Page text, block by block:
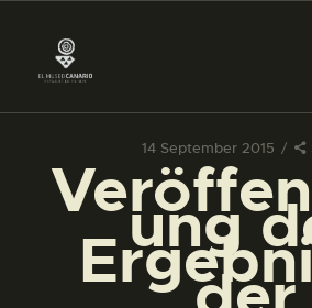
14 September 2015
ung
DAS MUSEUM